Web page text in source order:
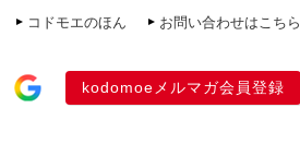
コドモエのほん お問い合わせはこちら
kodomoeメルマガ会員登録